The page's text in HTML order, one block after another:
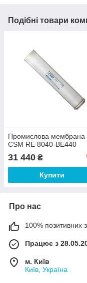
Подібні товари
Промислова мембрана
CSM RE 8040-BE440
31 440 ₴
Купити
Про нас
100% позитивних з
Працює з
м. Київ
Київ, Україна